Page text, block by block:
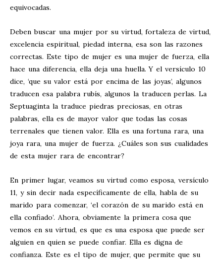
equivocadas.
Deben buscar una mujer por su virtud, fortaleza de virtud,
excelencia espiritual, piedad interna, esa son las razones
correctas. Este tipo de mujer es una mujer de fuerza, ella
hace una diferencia, ella deja una huella. Y el versículo 10
dice, ‘que su valor está por encima de las joyas’, algunos
traducen esa palabra rubís, algunos la traducen perlas. La
Septuaginta la traduce piedras preciosas, en otras
palabras, ella es de mayor valor que todas las cosas
terrenales que tienen valor. Ella es una fortuna rara, una
joya rara, una mujer de fuerza. ¿Cuáles son sus cualidades
de esta mujer rara de encontrar?
En primer lugar, veamos su virtud como esposa, versículo
11, y sin decir nada específicamente de ella, habla de su
marido para comenzar, ‘el corazón de su marido está en
ella confiado’. Ahora, obviamente la primera cosa que
vemos en su virtud, es que es una esposa que puede ser
alguien en quien se puede confiar. Ella es digna de
confianza. Este es el tipo de mujer, que permite que su